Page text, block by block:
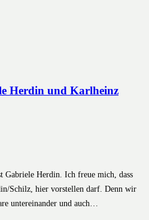
Herdin und Karlheinz
Gabriele Herdin. Ich freue mich, dass
Schilz, hier vorstellen darf. Denn wir
untereinander und auch…